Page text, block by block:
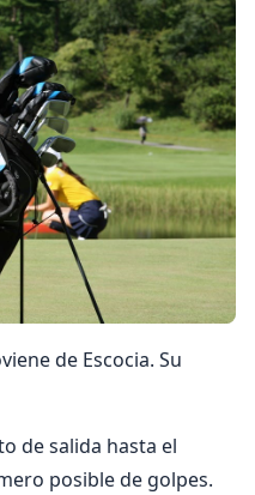
de Escocia. Su
de salida hasta el
posible de golpes.